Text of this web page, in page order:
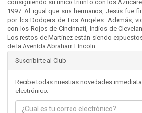
consiguiendo su único triunfo con los
1997. Al igual que sus hermanos, Jesús fue
por los Dodgers de Los Angeles. Además,
con los Rojos de Cincinnati, Indios de
Los restos de Martínez están siendo
de la Avenida Abraham Lincoln.
Suscribirte al Club
Recibe todas nuestras novedades
electrónico.